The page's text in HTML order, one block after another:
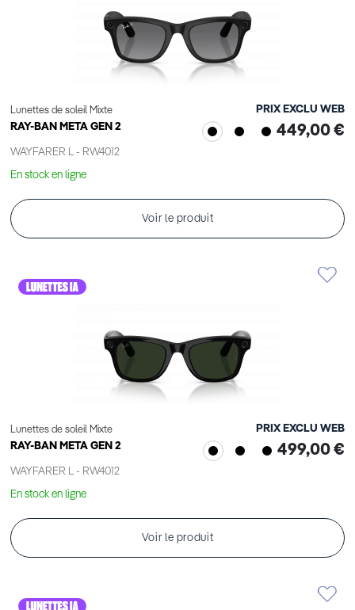
Lunettes de soleil Mixte
RAY-BAN META GEN 2
WAYFARER L - RW4012
PRIX EXCLU WEB
449,00 €
En stock en ligne
Voir le produit
Lunettes de soleil Mixte
RAY-BAN META GEN 2
WAYFARER L - RW4012
PRIX EXCLU WEB
499,00 €
En stock en ligne
Voir le produit